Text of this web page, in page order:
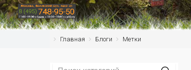
Главная Блоги Метки